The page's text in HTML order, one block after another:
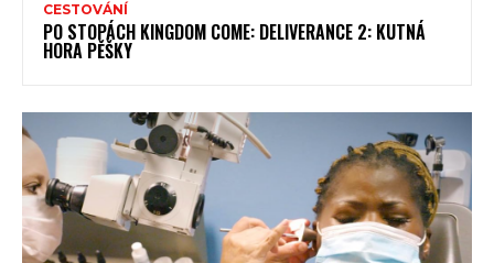
CESTOVÁNÍ
PO STOPÁCH KINGDOM COME: DELIVERANCE 2: KUTNÁ
HORA PĚŠKY